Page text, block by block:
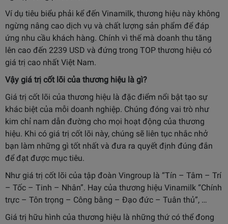
Ví dụ tiêu biểu phải kể đến Vinamilk, thương hiệu này không
ngừng nâng cao dịch vụ và chất lượng sản phẩm để đáp
ứng nhu cầu khách hàng. Chính vì thế mà doanh thu tăng
lên cao đến 2239 USD và đứng trong TOP thương hiệu có
giá trị cao nhất Việt Nam.
Vậy giá trị cốt lõi của thương hiệu là gì?
Giá trị cốt lõi của thương hiệu là đặc điểm nổi bật tạo sự
khác biệt của mỗi doanh nghiệp. Chúng đóng vai trò như
kim chỉ nam dẫn đường cho mọi hoạt động của thương
hiệu. Khi có giá trị cốt lõi này, chúng sẽ liên tục nhắc nhở
bạn làm những gì tốt nhất và đưa ra quyết định đúng đắn
để đạt được mục tiêu.
Như giá trị cốt lõi của tập đoàn Vingroup là “Tín – Tâm – Trí
– Tốc – Tinh – Nhân”. Hay của thương hiệu Vinamilk “Chính
trực – Tôn trọng – Công bằng – Đạo đức – Tuân thủ”, …
Giá trị hữu hình của thương hiệu là những thứ có thể đong